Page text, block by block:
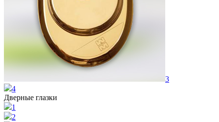
3
4
Дверные глазки
1
2